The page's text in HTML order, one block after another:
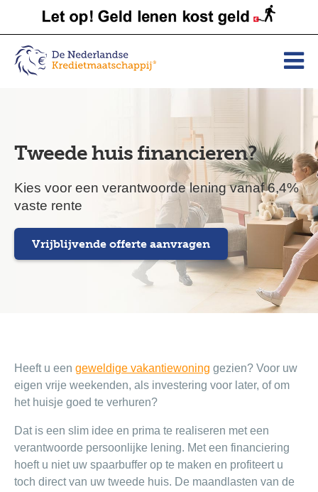
Tweede huis financieren?
Kies voor een verantwoorde lening vanaf 6,4%
vaste rente
Vrijblijvende offerte aanvragen
Heeft u een geweldige vakantiewoning gezien? Voor uw
eigen vrije weekenden, als investering voor later, of om
het huisje goed te verhuren?
Dat is een slim idee en prima te realiseren met een
verantwoorde persoonlijke lening. Met een financiering
hoeft u niet uw spaarbuffer op te maken en profiteert u
toch direct van uw tweede huis. De maandlasten van de